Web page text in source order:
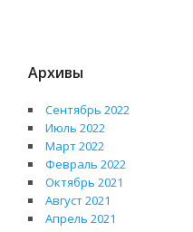
Архивы
Сентябрь 2022
Июль 2022
Март 2022
Февраль 2022
Октябрь 2021
Август 2021
Апрель 2021